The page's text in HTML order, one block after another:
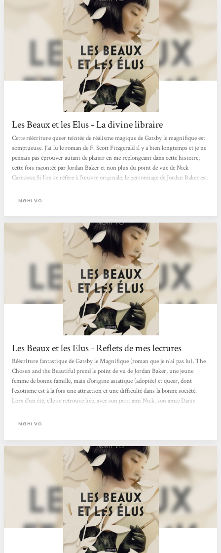
Les Beaux et les Elus - La divine libraire
Cette réécriture queer teintée de réalisme magique de Gatsby le magnifique est
somptueuse. J'ai lu le roman de F. Scott Fitzgerald il y a bien longtemps et je ne
pensais pas éprouver autant de plaisir en me replongeant dans cette histoire,
cette fois racontée par Jordan Baker et non plus du point de vue de Nick
Carraway.Si l'on se réfère à l'œuvre originale, le personnage de Jordan Baker est
d'être golfeuse professionnelle et l'amie de Daisy ; dans cette version, l'autrice
NGHI VO
Les Beaux et les Elus - Reflets de mes lectures
Réécriture fantastique de Gatsby le Magnifique (roman que je n’ai pas lu), The
Chosen and the Beautiful prend le point de vu de Jordan Baker, une jeune
femme de bonne famille, mais d’origine asiatique (adoptée) et queer, dont
l’exotisme est à la fois une attraction et une difficulté dans la bonne société.
Lors d’un été, elle se retrouve liée, avec son petit ami Nick, son amie Daisy
au diable) : le flamboyant Gatsby. Histoire fantastique (avec de la « magie » à
NGHI VO